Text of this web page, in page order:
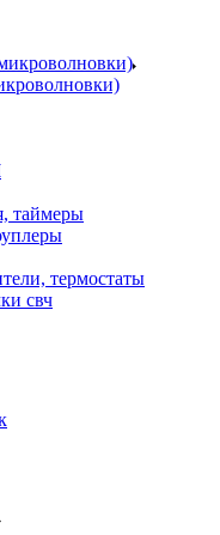
таймеры
термостаты
свч